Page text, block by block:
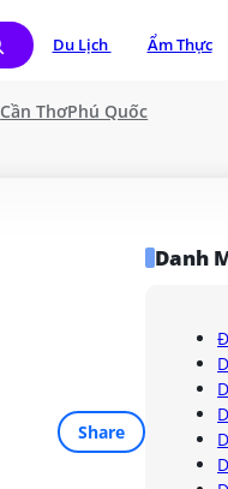
Du Lịch Ẩm Thực
Cần ThơPhú Quốc
Share
Danh